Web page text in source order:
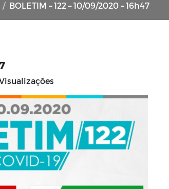
BOLETIM – 122 – 10/09/2020 – 16h47